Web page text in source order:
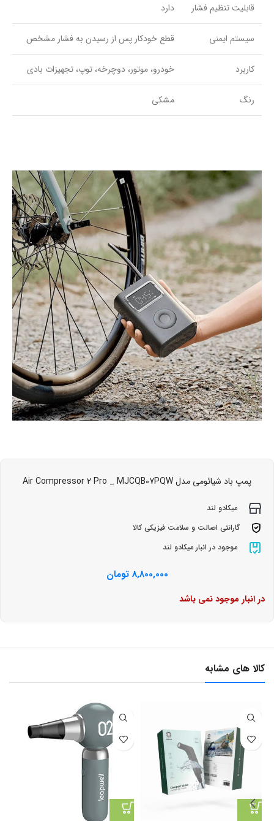
قابلیت تنظیم فشار دارد
سیستم ایمنی قطع خودکار پس از رسیدن به فشار مشخص
کاربرد خودرو، موتور، دوچرخه، توپ، تجهیزات بادی
رنگ مشکی
پمپ باد شیائومی مدل Air Compressor 2 Pro _ MJCQB07PQW
میکادو لند
گارانتی اصالت و سلامت فیزیکی کالا
موجود در انبار میکادو لند
8,800,000 تومان
در انبار موجود نمی باشد
کالا های مشابه